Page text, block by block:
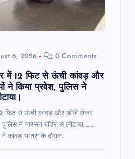
6, 2026 0 Comments
में 12 फिट से ऊंची कांवड़ और
ने किया प्रवेश, पुलिस ने
12 फिट से ऊंची कांवड़ और डीजे लेकर
ने नारसन बॉर्डर से लौटाया………
ने कांवड़ यात्रा के दौरान…